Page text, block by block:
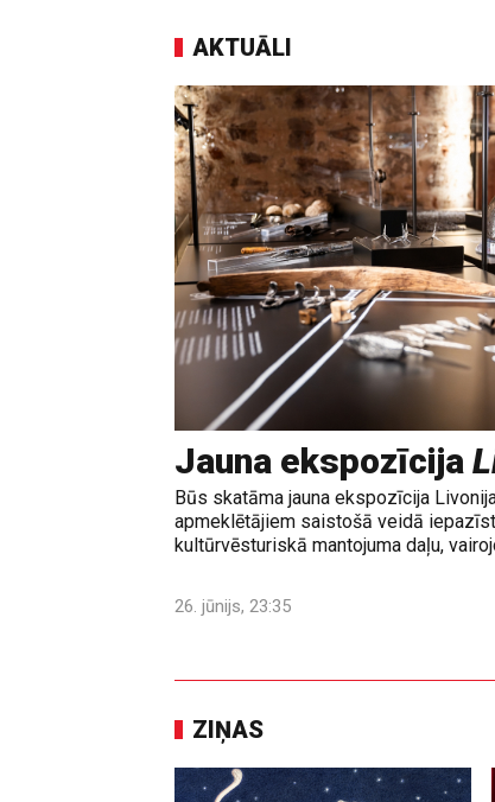
AKTUĀLI
Jauna ekspozīcija
Būs skatāma jauna ekspozīcija
apmeklētājiem saistošā veidā
kultūrvēsturiskā mantojuma daļu,
26. jūnijs, 23:35
ZIŅAS